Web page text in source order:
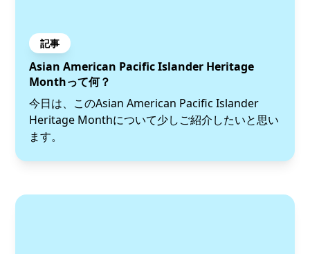
記事
Asian American Pacific Islander Heritage
Monthって何？
今日は、このAsian American Pacific Islander
Heritage Monthについて少しご紹介したいと思い
ます。